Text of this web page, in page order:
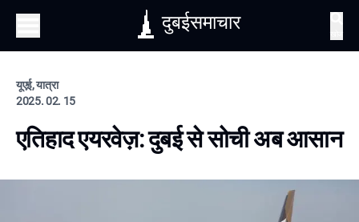
दुबईसमाचार
यूएई, यात्रा
2025. 02. 15
एतिहाद एयरवेज़: दुबई से सोची अब आसान